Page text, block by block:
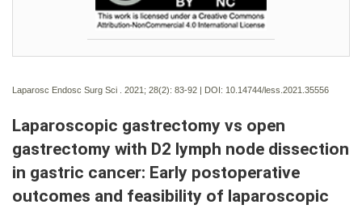
Laparosc Endosc Surg Sci . 2021; 28(2): 83-92 | DOI: 10.14744/less.2021.35556
Laparoscopic gastrectomy vs open
gastrectomy with D2 lymph node dissection
in gastric cancer: Early postoperative
outcomes and feasibility of laparoscopic